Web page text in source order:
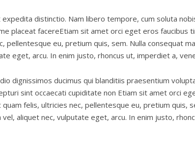
distinctio. Nam libero tempore, cum soluta
placeat facereEtiam sit amet orci eget eros faucibus
pellentesque eu, pretium quis, sem. Nulla consequat
eget, arcu. In enim justo, rhoncus ut, imperdiet a,
dignissimos ducimus qui blanditiis praesentium
sint occaecati cupiditate non Etiam sit amet orci
felis, ultricies nec, pellentesque eu, pretium quis,
aliquet nec, vulputate eget, arcu. In enim justo,